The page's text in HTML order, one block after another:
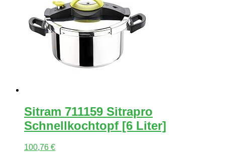
Sitram 711159 Sitrapro
Schnellkochtopf [6 Liter]
100,76 €